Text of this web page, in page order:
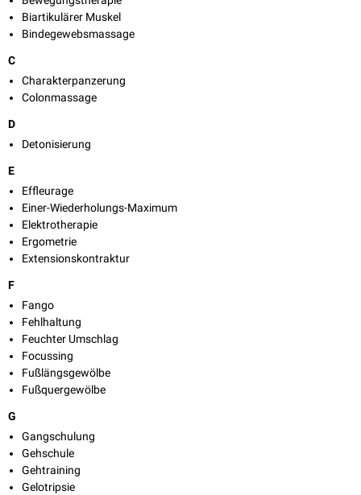
Biartikulärer Muskel
Bindegewebsmassage
C
Charakterpanzerung
Colonmassage
D
Detonisierung
E
Effleurage
Einer-Wiederholungs-Maximum
Elektrotherapie
Ergometrie
Extensionskontraktur
F
Fango
Fehlhaltung
Feuchter Umschlag
Focussing
Fußlängsgewölbe
Fußquergewölbe
G
Gangschulung
Gehschule
Gehtraining
Gelotripsie